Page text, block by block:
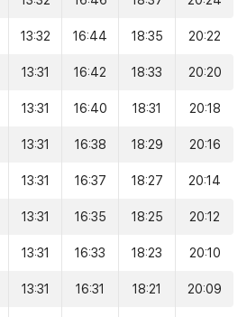
13:32 16:44 18:35 20:22
13:31 16:42 18:33 20:20
13:31 16:40 18:31 20:18
13:31 16:38 18:29 20:16
13:31 16:37 18:27 20:14
13:31 16:35 18:25 20:12
13:31 16:33 18:23 20:10
13:31 16:31 18:21 20:09